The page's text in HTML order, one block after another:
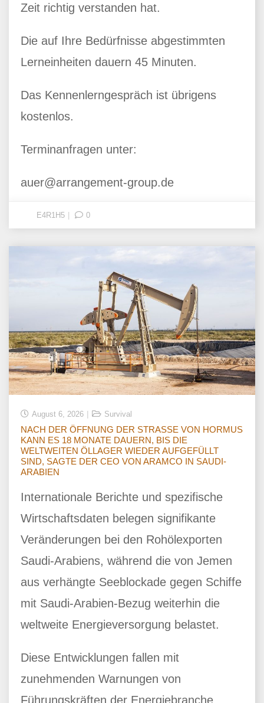
Zeit richtig verstanden hat.
Die auf Ihre Bedürfnisse abgestimmten
Lerneinheiten dauern 45 Minuten.
Das Kennenlerngespräch ist übrigens
kostenlos.
Terminanfragen unter:
auer@arrangement-group.de
E4R1H5 0
August 6, 2026 Survival
NACH DER ÖFFNUNG DER STRASSE VON HORMUS
KANN ES 18 MONATE DAUERN, BIS DIE
WELTWEITEN ÖLLAGER WIEDER AUFGEFÜLLT
SIND, SAGTE DER CEO VON ARAMCO IN SAUDI-
ARABIEN
Internationale Berichte und spezifische
Wirtschaftsdaten belegen signifikante
Veränderungen bei den Rohölexporten
Saudi-Arabiens, während die von Jemen
aus verhängte Seeblockade gegen Schiffe
mit Saudi-Arabien-Bezug weiterhin die
weltweite Energieversorgung belastet.
Diese Entwicklungen fallen mit
zunehmenden Warnungen von
Führungskräften der Energiebranche